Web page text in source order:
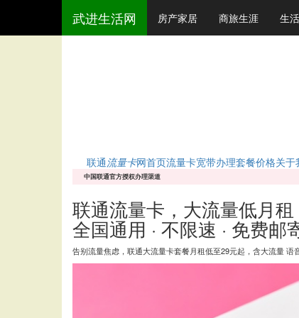
武进生活网 房产家居 商旅生涯 生
联通流量卡网首页流量卡宽带办理套餐价格关于
中国联通官方授权办理渠道
联通流量卡 ，大流量低月租
全国通用 · 不限速 · 免费邮
告别流量焦虑，联通大流量卡套餐月租低至29元起，含大流量 语